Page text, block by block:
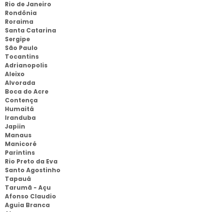
Rio de Janeiro
Rondônia
Roraima
Santa Catarina
Sergipe
São Paulo
Tocantins
Adrianopolis
Aleixo
Alvorada
Boca do Acre
Contença
Humaitá
Iranduba
Japiin
Manaus
Manicoré
Parintins
Rio Preto da Eva
Santo Agostinho
Tapauá
Tarumã - Açu
Afonso Claudio
Aguia Branca